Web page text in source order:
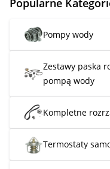
Popularne
Pompy wody
Zestawy paska
pompą wody
Kompletne
Termostaty